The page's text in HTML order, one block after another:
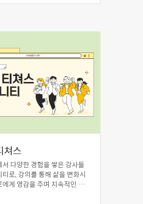
쳐스
서 다양한 경험을 쌓은 강사들
티로, 강의를 통해 삶을 변화시
에게 영감을 주며 지속적인 교